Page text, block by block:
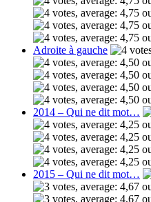
Adroite à gauche
2014 – Qui ne dit mot…
2015 – Qui ne dit mot…